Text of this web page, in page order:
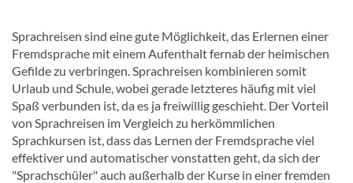
Sprachreisen sind eine gute Möglichkeit, das Erlernen einer
Fremdsprache mit einem Aufenthalt fernab der heimischen
Gefilde zu verbringen. Sprachreisen kombinieren somit
Urlaub und Schule, wobei gerade letzteres häufig mit viel
Spaß verbunden ist, da es ja freiwillig geschieht. Der Vorteil
von Sprachreisen im Vergleich zu herkömmlichen
Sprachkursen ist, dass das Lernen der Fremdsprache viel
effektiver und automatischer vonstatten geht, da sich der
"Sprachschüler" auch außerhalb der Kurse in einer fremden